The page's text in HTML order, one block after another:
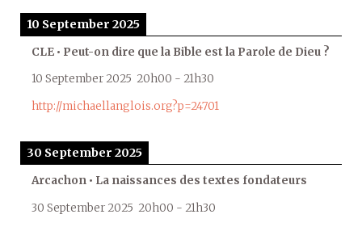
10 September 2025
CLE • Peut-on dire que la Bible est la Parole de Dieu ?
10 September 2025 20h00 - 21h30
http://michaellanglois.org?p=24701
30 September 2025
Arcachon • La naissances des textes fondateurs
30 September 2025 20h00 - 21h30